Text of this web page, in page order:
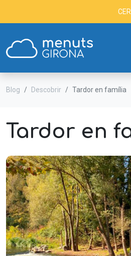
Blog Descobrir Tardor en família
Tardor en